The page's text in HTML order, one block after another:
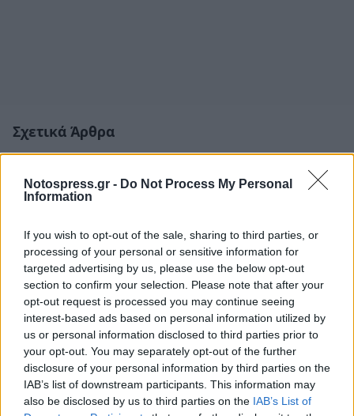
Notospress.gr - Do Not Process My Personal
Information
If you wish to opt-out of the sale, sharing to third parties, or
processing of your personal or sensitive information for
targeted advertising by us, please use the below opt-out
section to confirm your selection. Please note that after your
opt-out request is processed you may continue seeing
interest-based ads based on personal information utilized by
us or personal information disclosed to third parties prior to
your opt-out. You may separately opt-out of the further
disclosure of your personal information by third parties on the
IAB’s list of downstream participants. This information may
also be disclosed by us to third parties on the IAB’s List of
Σχετικά Άρθρα
Αποδοκίμασαν Τασούλα και Μητσοτάκη στο